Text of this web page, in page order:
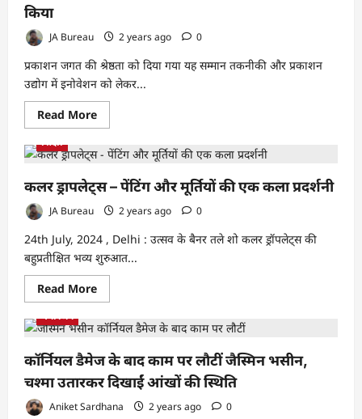
किसानों
सीधा
खरीदने
का
मौका,
उनकी
कृषि
तकनीकों
भी
हो
परिचित
किया
JA Bureau 2 years ago 0
प्रकाशन जगत की श्रेष्ठता को दिया गया यह सम्मान तकनीकी और प्रकाशन
उद्योग में इनोवेशन को लेकर...
Read MoreRead
more
पब्लिकॉन
2024:
ने
विभिन्न
श्रेणियों
और
लेखकों
को
‘फिक्की
पब्लिशिंग
अवॉर्ड्स’
से
किया
शिक्षा
कलर ड्रापलेट्स – पेंटिंग और मूर्तियों की एक कला प्रदर्शनी
JA Bureau 2 years ago 0
24th July, 2024 , Delhi : उत्सव के बैनर तले शो कलर ड्रॉपलेट्स की
बहुप्रतीक्षित भव्य शुरुआत...
Read MoreRead
more
कलर
ड्रापलेट्स
पेंटिंग
और
मूर्तियों
की
एक
कला
मनोरंजन
कॉर्नियल डैमेज के बाद काम पर लौटीं जैस्मिन भसीन,
चश्मा उतारकर दिखाईं आंखों की स्थिति
Aniket Sardhana 2 years ago 0